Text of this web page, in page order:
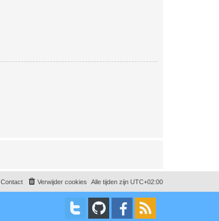
Alle tijden zijn UTC+02:00
Verwijder cookies
Contact